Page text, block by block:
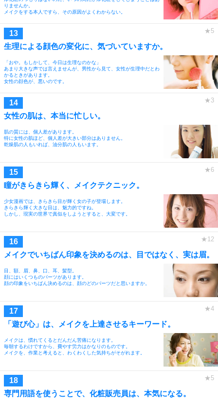
りませんか。
メイクをする本人ですら、その原因がよくわからない。
生理による顔色の変化に、気づいていますか。
「おや。もしかして、今日は生理なのかな」
あまり大きな声では言えませんが、男性から見て、女性が生理中だとわ
かるときがあります。
女性の顔色が、悪いのです。
女性の肌は、本当に忙しい。
肌の質には、個人差があります。
特に女性の肌ほど、個人差が大きい部分はありません。
乾燥肌の人もいれば、油分肌の人もいます。
瞳がきらきら輝く、メイクテクニック。
少女漫画では、きらきら目が輝く女の子が登場します。
きらきら輝く大きな目は、魅力的ですね。
しかし、現実の世界で真似をしようとすると、大変です。
メイクでいちばん印象を決めるのは、目ではなく、実は眉。
目、額、眉、鼻、口、耳、髪型。
顔にはいくつものパーツがあります。
顔の印象をいちばん決めるのは、顔のどのパーツだと思いますか。
「遊び心」は、メイクを上達させるキーワード。
メイクは、慣れてくるとだんだん苦痛になります。
毎朝するわけですから、費やす労力はかなりのものです。
メイクを、作業と考えると、わくわくした気持ちがそがれます。
専門用語を使うことで、化粧販売員は、本気になる。